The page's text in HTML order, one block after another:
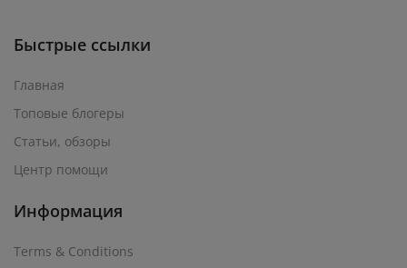
Быстрые ссылки
Главная
Топовые блогеры
Статьи, обзоры
Центр помощи
Информация
Terms & Conditions